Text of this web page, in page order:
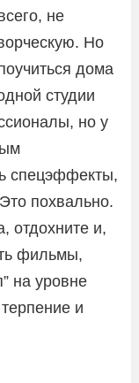
не
Но
дома
студии
но у
спецэффекты,
похвально.
отдохните и,
фильмы,
на уровне
и